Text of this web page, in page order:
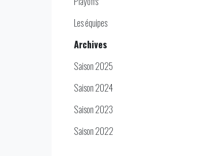
Les équipes
Archives
Saison 2025
Saison 2024
Saison 2023
Saison 2022